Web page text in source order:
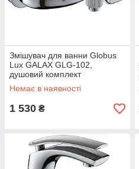
Змішувач для ванни Globus
Lux GALAX GLG-102,
душовий комплект
Немає в наявності
1 530 ₴